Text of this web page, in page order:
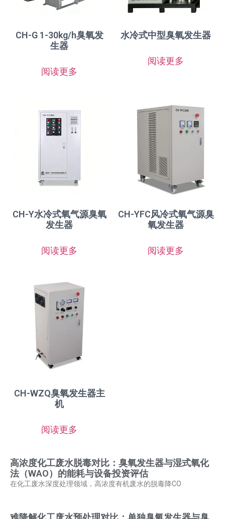
CH-G 1-30kg/h臭氧发
生器
阅读更多
水冷式中型臭氧发生器
阅读更多
CH-Y水冷式氧气源臭氧
发生器
阅读更多
CH-YFC风冷式氧气源臭
氧发生器
阅读更多
CH-WZQ臭氧发生器主
机
阅读更多
高浓度化工废水脱毒对比：臭氧发生器与湿式氧化
法（WAO）的能耗与设备投资评估
在化工废水深度处理领域，高浓度有机废水的脱毒降CO